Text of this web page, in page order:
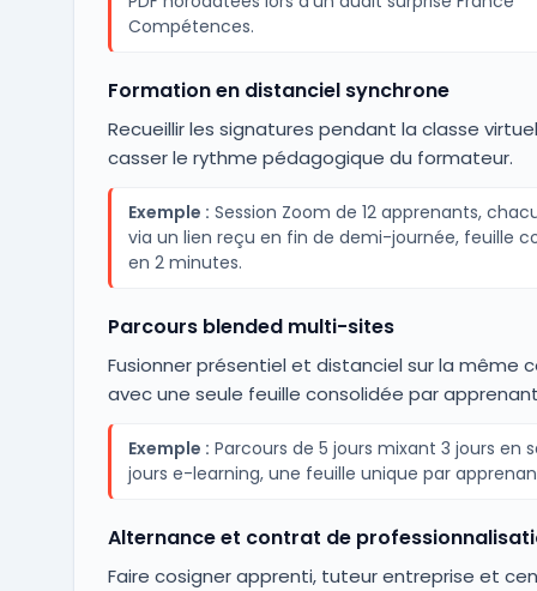
Compétences.
Formation en distanciel synchrone
Recueillir les signatures pendant la classe
casser le rythme pédagogique du formateur.
Exemple : Session Zoom de 12 apprenants,
via un lien reçu en fin de demi-journée, feuille
en 2 minutes.
Parcours blended multi-sites
Fusionner présentiel et distanciel sur la même
avec une seule feuille consolidée par
Exemple : Parcours de 5 jours mixant 3 jours en
jours e-learning, une feuille unique par
Alternance et contrat de
Faire cosigner apprenti, tuteur entreprise et